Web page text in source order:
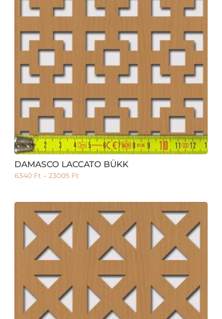
DAMASCO LACCATO BÜKK
6340 Ft – 23005 Ft